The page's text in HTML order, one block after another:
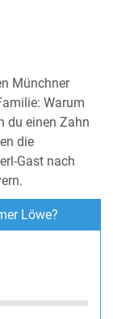
Münchner
Warum
du einen Zahn
die
Gast nach
Löwe?